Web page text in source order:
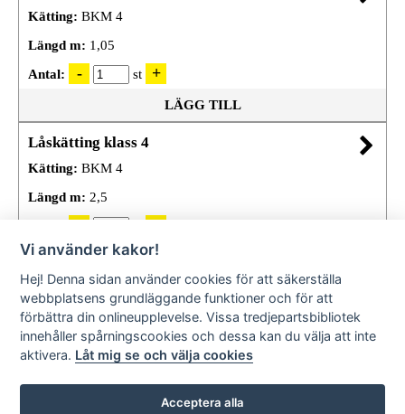
Kätting: BKM 4
Längd m: 1,05
Antal:
st
LÄGG TILL
Låskätting klass 4
Kätting: BKM 4
Längd m: 2,5
Vi använder kakor!
Hej! Denna sidan använder cookies för att säkerställa
webbplatsens grundläggande funktioner och för att
förbättra din onlineupplevelse. Vissa tredjepartsbibliotek
innehåller spårningscookies och dessa kan du välja att inte
aktivera. Låt mig se och välja cookies
Acceptera alla